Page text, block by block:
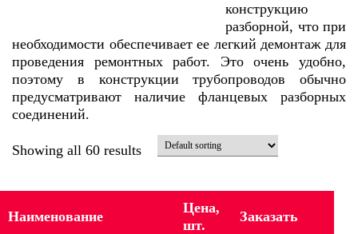
конструкцию
разборной, что при
необходимости обеспечивает ее легкий демонтаж для
проведения ремонтных работ. Это очень удобно,
поэтому в конструкции трубопроводов обычно
предусматривают наличие фланцевых разборных
соединений.
Showing all 60 results
Наименование
Цена,
шт.
Заказать